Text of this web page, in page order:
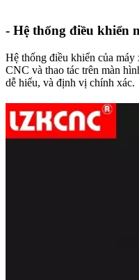
- Hệ thống điều khiển
Hệ thống điều khiển của
CNC và thao tác trên màn
dễ hiểu, và định vị chính xác.